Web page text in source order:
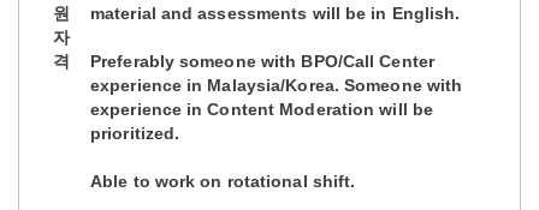
원
자
격
material and assessments will be in English.
Preferably someone with BPO/Call Center
experience in Malaysia/Korea. Someone with
experience in Content Moderation will be
prioritized.
Able to work on rotational shift.